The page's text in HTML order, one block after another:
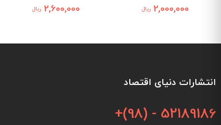
2,000,000 ریال 2,600,000 ریال
انتشارات دنیای اقتصاد
+(98) - 52189186